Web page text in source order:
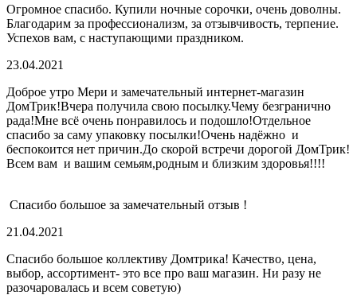
Огромное спасибо. Купили ночные сорочки, очень доволны.
Благодарим за профессионализм, за отзывчивость, терпение.
Успехов вам, с наступающими праздником.
23.04.2021
Доброе утро Мери и замечательный интернет-магазин
ДомТрик!Вчера получила свою посылку.Чему безгранично
рада!Мне всё очень понравилось и подошло!Отдельное
спасибо за саму упаковку посылки!Очень надёжно и
беспокоится нет причин.До скорой встречи дорогой ДомТрик!
Всем вам и вашим семьям,родным и близким здоровья!!!!
Спасибо большое за замечательный отзыв !
21.04.2021
Спасибо большое коллективу Домтрика! Качество, цена,
выбор, ассортимент- это все про ваш магазин. Ни разу не
разочаровалась и всем советую)